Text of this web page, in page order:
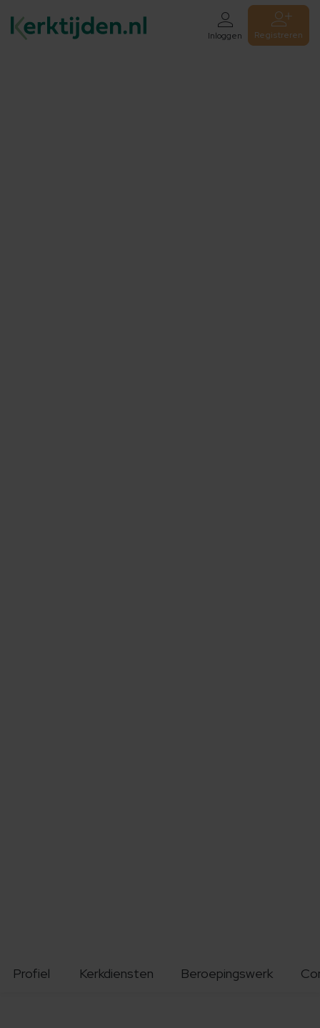
Inloggen Registreren
Profiel Kerkdiensten Beroepingswerk